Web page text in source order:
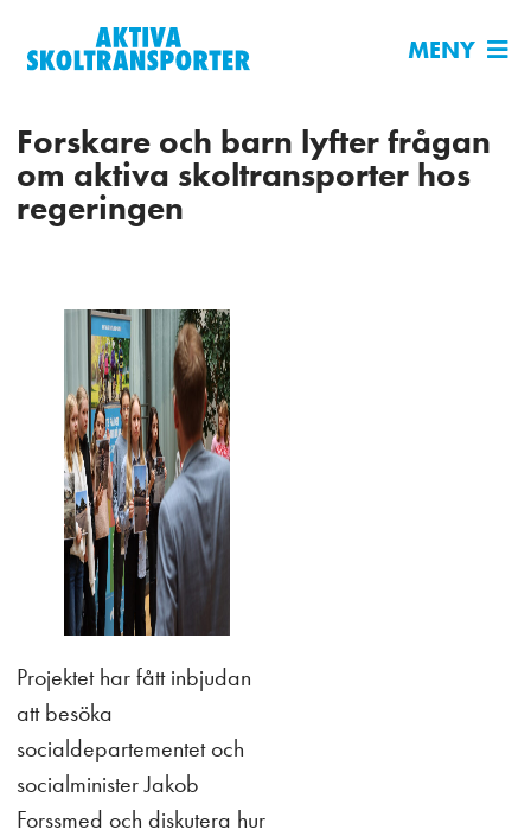
MENY
Forskare och barn lyfter frågan
om aktiva skoltransporter hos
regeringen
Projektet har fått inbjudan
att besöka
socialdepartementet och
socialminister Jakob
Forssmed och diskutera hur